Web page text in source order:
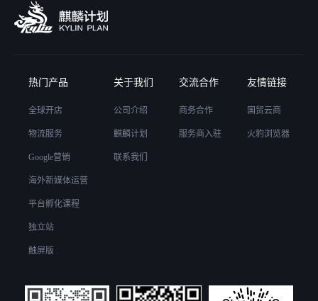
热门产品
全球开店
物流服务
Google营销
海外新媒体运营
平台孵化课程
独立站
触屏版
关于我们
公司介绍
麒麟计划
联系我们
交流合作
商务合作
服务商入驻
友情链接
国贸云商
火豹浏览器